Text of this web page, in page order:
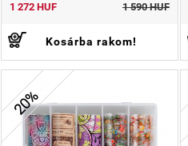
1 272 HUF 1 590 HUF
Kosárba rakom!
20%